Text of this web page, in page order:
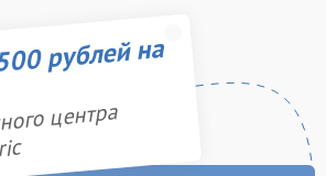
рублей на
центра